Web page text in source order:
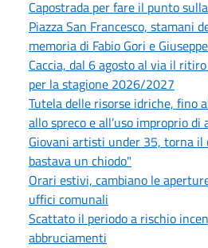
Capostrada per fare il punto
Piazza San Francesco, stamani
memoria di Fabio Gori e
Caccia, dal 6 agosto al via il
per la stagione 2026/2027
Tutela delle risorse idriche, fino
allo spreco e all’uso improprio di
Giovani artisti under 35, torna il
bastava un chiodo"
Orari estivi, cambiano le
uffici comunali
Scattato il periodo a rischio
abbruciamenti